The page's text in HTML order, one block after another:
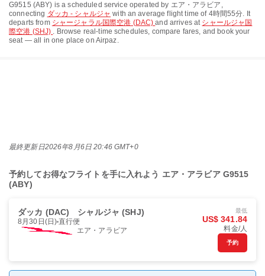
G9515 (ABY) is a scheduled service operated by エア・アラビア ,
connecting ダッカ - シャルジャ with an average flight time of 4時間55分. It
departs from シャージャラル国際空港 (DAC)and arrives at シャールジャ国
際空港 (SHJ) . Browse real-time schedules, compare fares, and book your
seat — all in one place on Airpaz.
最終更新日2026年8月6日 20:46 GMT+0
予約してお得なフライトを手に入れよう エア・アラビア G9515
(ABY)
ダッカ (DAC) シャルジャ (SHJ)
8月30日(日) 直行便
エア・アラビア
最低
US$ 341.84
料金/人
予約